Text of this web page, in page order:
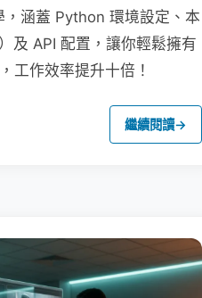
涵蓋 Python 環境設定、本
及 API 配置，讓你輕鬆擁有
工作效率提升十倍！
繼續閱讀→